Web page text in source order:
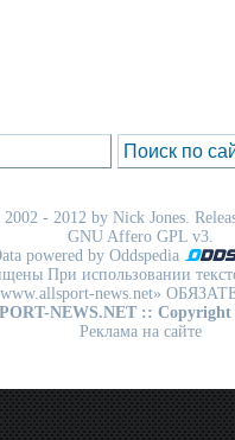
- 2012 by Nick Jones.
GNU Affero GPL v3.
powered by Oddspedia
При использовании
news.net»
NEWS.NET :: Copyright
Реклама на сайте